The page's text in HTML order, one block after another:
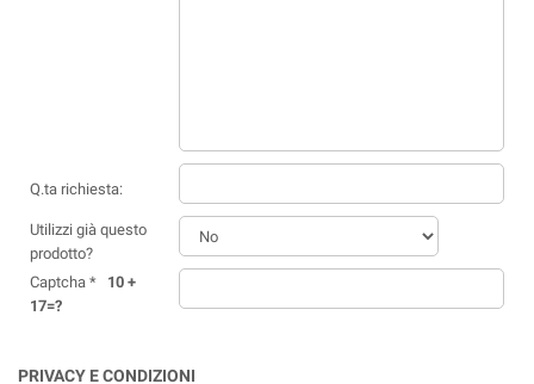
Q.ta richiesta:
Utilizzi già questo
prodotto?
Captcha * 10 +
17=?
PRIVACY E CONDIZIONI